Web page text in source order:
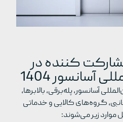
کننده در
آسانسور 1404
آسانسور، پله‌برقی، بالابرها،
گروه‌های کالایی و خدماتی
زیر می‌شوند: